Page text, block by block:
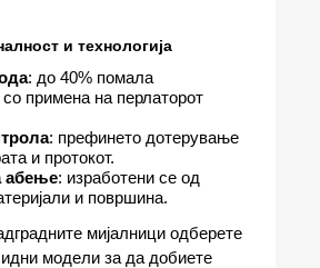
и технологија
: до 40% помала
примена на перлаторот
: префинето дотерување
и протокот.
абење: изработени се од
и површина.
мијалници одберете
модели за да добиете